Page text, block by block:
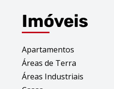
Imóveis
Apartamentos
Áreas de Terra
Áreas Industriais